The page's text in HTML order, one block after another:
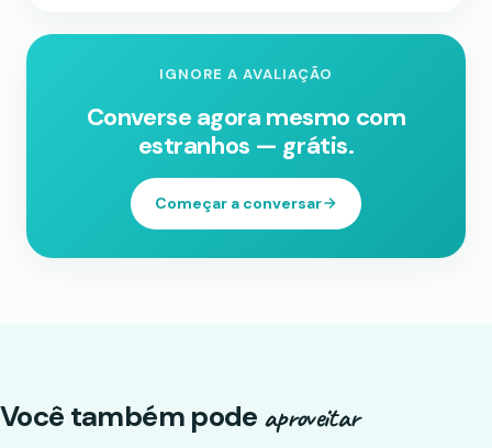
IGNORE A AVALIAÇÃO
Converse agora mesmo com
estranhos — grátis.
Começar a conversar
Você também pode aproveitar